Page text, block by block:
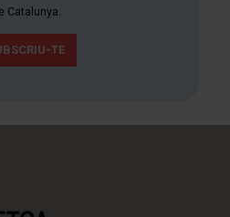
Catalunya.
TE